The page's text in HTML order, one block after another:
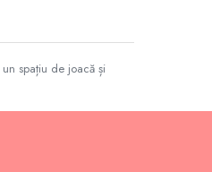
spațiu de joacă și